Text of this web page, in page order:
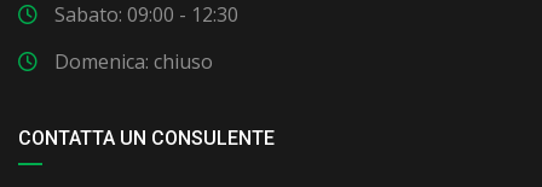
Sabato: 09:00 - 12:30
Domenica: chiuso
CONTATTA UN CONSULENTE